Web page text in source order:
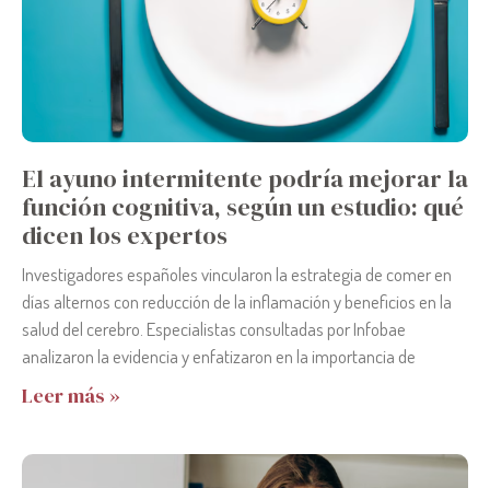
El ayuno intermitente podría mejorar la
función cognitiva, según un estudio: qué
dicen los expertos
Investigadores españoles vincularon la estrategia de comer en
días alternos con reducción de la inflamación y beneficios en la
salud del cerebro. Especialistas consultadas por Infobae
analizaron la evidencia y enfatizaron en la importancia de
Leer más »